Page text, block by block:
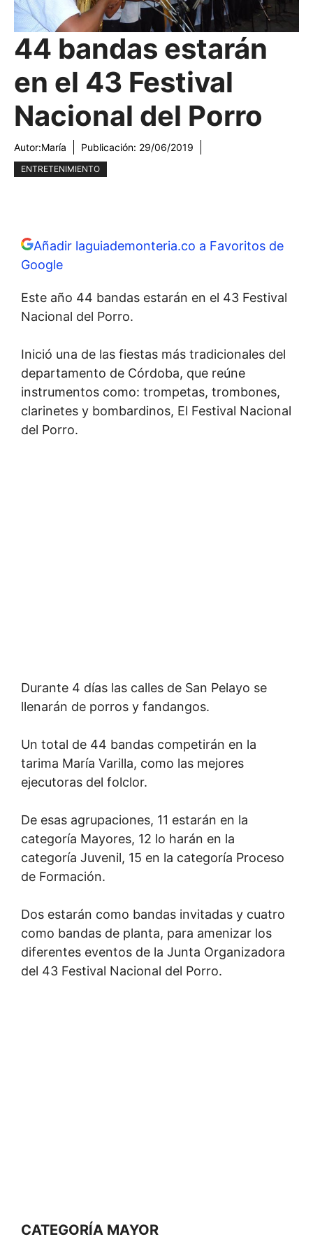
44 bandas estarán
en el 43 Festival
Nacional del Porro
Autor:María Publicación: 29/06/2019
ENTRETENIMIENTO
Añadir laguiademonteria.co a Favoritos de
Google
Este año 44 bandas estarán en el 43 Festival
Nacional del Porro.
Inició una de las fiestas más tradicionales del
departamento de Córdoba, que reúne
instrumentos como: trompetas, trombones,
clarinetes y bombardinos, El Festival Nacional
del Porro.
Durante 4 días las calles de San Pelayo se
llenarán de porros y fandangos.
Un total de 44 bandas competirán en la
tarima María Varilla, como las mejores
ejecutoras del folclor.
De esas agrupaciones, 11 estarán en la
categoría Mayores, 12 lo harán en la
categoría Juvenil, 15 en la categoría Proceso
de Formación.
Dos estarán como bandas invitadas y cuatro
como bandas de planta, para amenizar los
diferentes eventos de la Junta Organizadora
del 43 Festival Nacional del Porro.
CATEGORÍA MAYOR